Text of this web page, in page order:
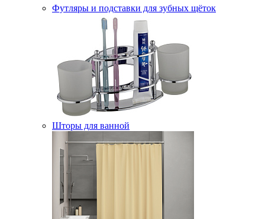
Футляры и подставки для зубных щёток
Шторы для ванной